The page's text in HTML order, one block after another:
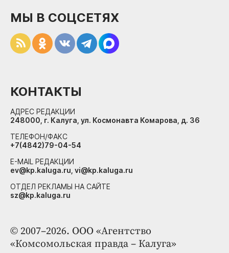
© 2007–2026. ООО «Агентство
«Комсомольская правда – Калуга»
МЫ В СОЦСЕТЯХ
КОНТАКТЫ
АДРЕС РЕДАКЦИИ
248000, г. Калуга, ул. Космонавта Комарова, д. 36
ТЕЛЕФОН/ФАКС
+7(4842)79-04-54
E-MAIL РЕДАКЦИИ
ev@kp.kaluga.ru, vi@kp.kaluga.ru
ОТДЕЛ РЕКЛАМЫ НА САЙТЕ
sz@kp.kaluga.ru